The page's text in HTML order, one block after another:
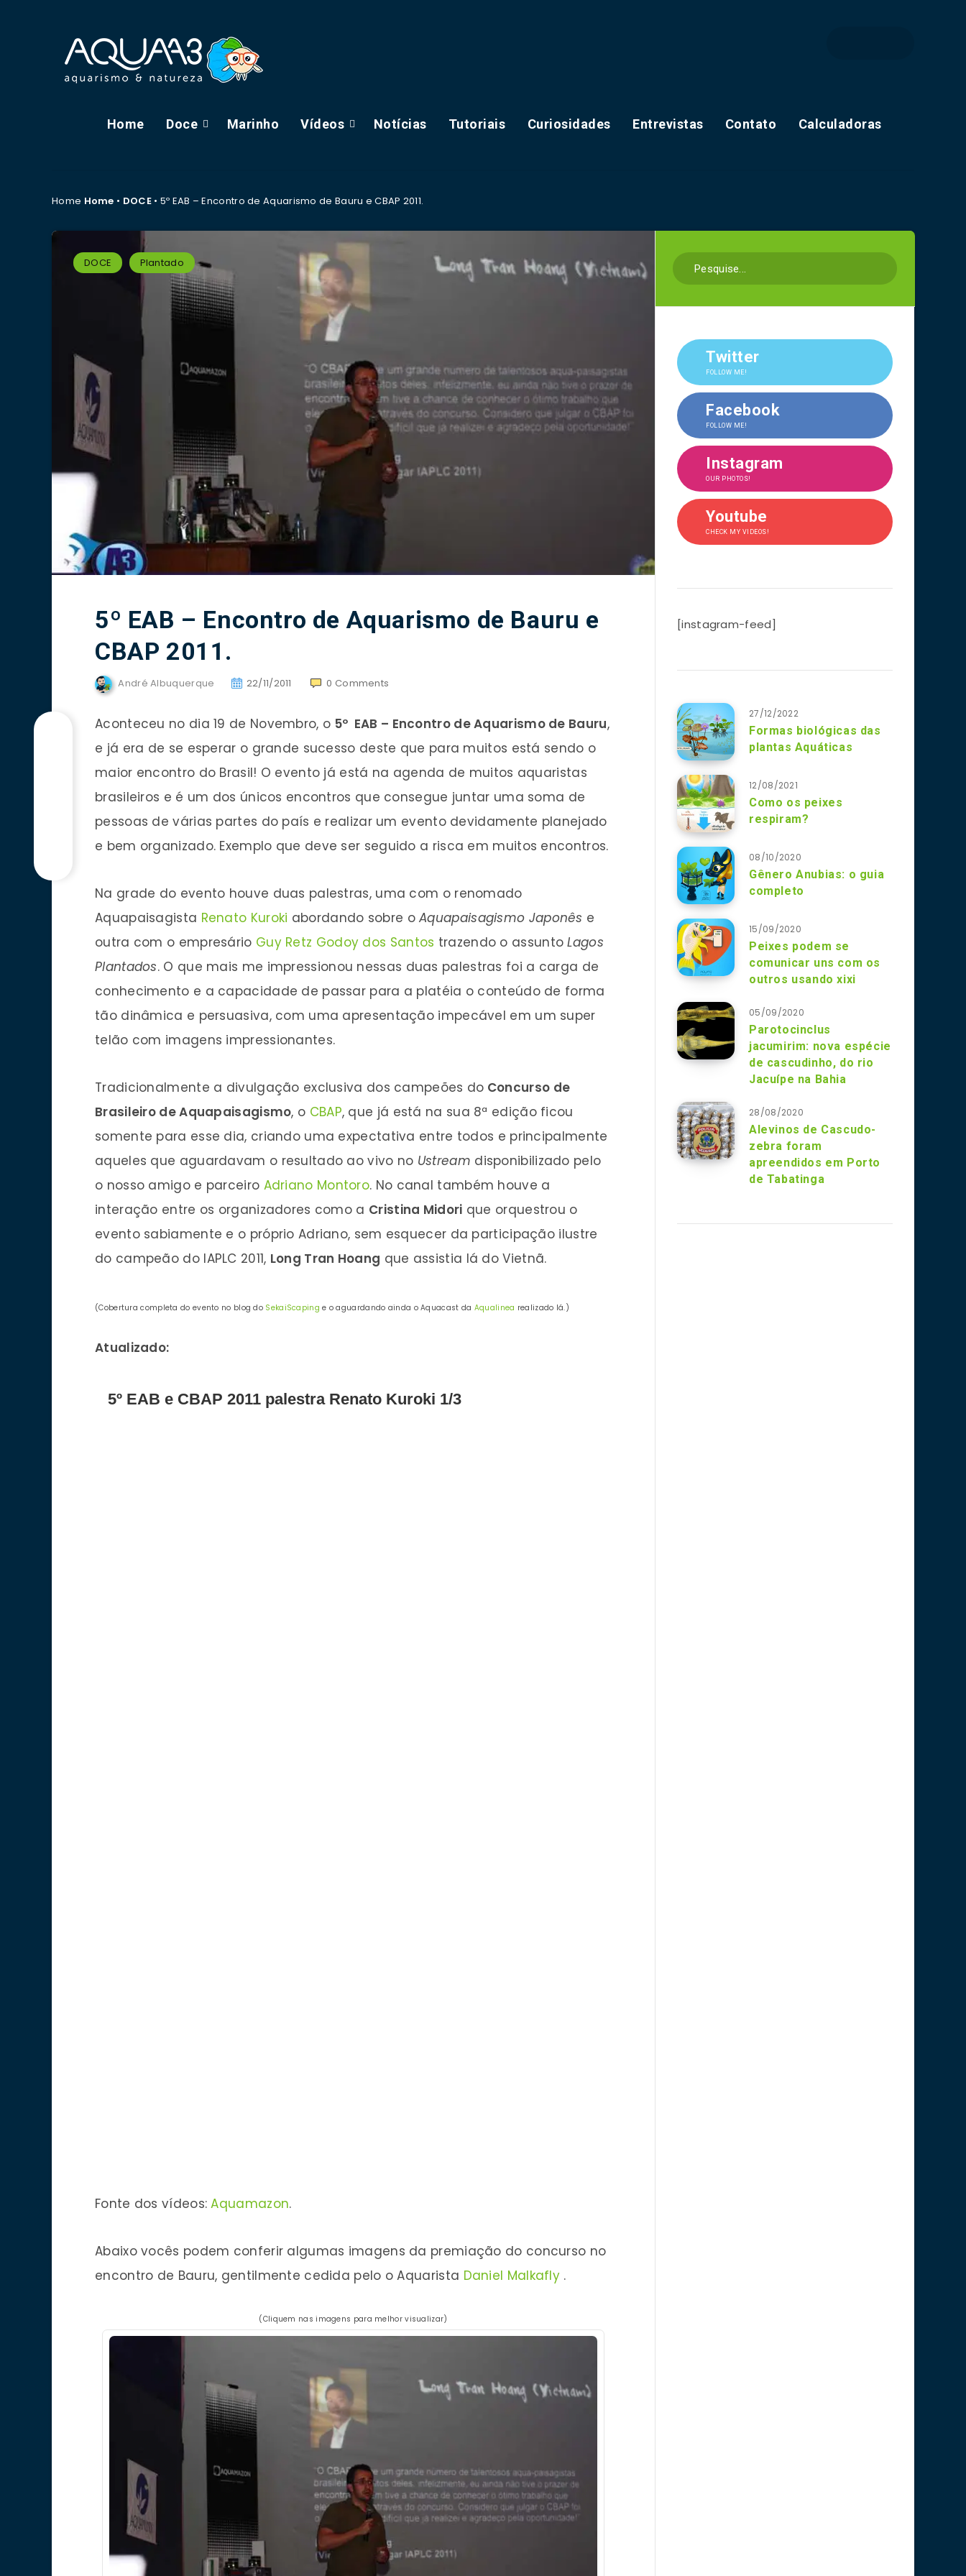
Home Doce Marinho Vídeos Notícias Tutoriais Curiosidades Entrevistas Contato Calculadoras
Home Home • DOCE• 5º EAB – Encontro de Aquarismo de Bauru e CBAP 2011.
DOCE Plantado
5º EAB – Encontro de Aquarismo de Bauru e
CBAP 2011.
André Albuquerque 22/11/2011 0 Comments
Aconteceu no dia 19 de Novembro, o 5º EAB – Encontro de Aquarismo de Bauru,
e já era de se esperar o grande sucesso deste que para muitos está sendo o
maior encontro do Brasil! O evento já está na agenda de muitos aquaristas
brasileiros e é um dos únicos encontros que consegue juntar uma soma de
pessoas de várias partes do país e realizar um evento devidamente planejado
e bem organizado. Exemplo que deve ser seguido a risca em muitos encontros.
Na grade do evento houve duas palestras, uma com o renomado
Aquapaisagista Renato Kuroki abordando sobre oAquapaisagismo Japonês e
outra com o empresário Guy Retz Godoy dos Santos trazendo o assuntoLagos
Plantados. O que mais me impressionou nessas duas palestras foi a carga de
conhecimento e a capacidade de passar para a platéia o conteúdo de forma
tão dinâmica e persuasiva, com uma apresentação impecável em um super
telão com imagens impressionantes.
Tradicionalmente a divulgação exclusiva dos campeões do Concurso de
Brasileiro de Aquapaisagismo, o CBAP, que já está na sua 8ª edição ficou
somente para esse dia, criando uma expectativa entre todos e principalmente
aqueles que aguardavam o resultado ao vivo no Ustream disponibilizado pelo
o nosso amigo e parceiro Adriano Montoro. No canal também houve a
interação entre os organizadores como a Cristina Midori que orquestrou o
evento sabiamente e o próprio Adriano, sem esquecer da participação ilustre
do campeão do IAPLC 2011, Long Tran Hoang que assistia lá do Vietnã.
(Cobertura completa do evento no blog do SekaiScaping e o aguardando ainda o Aquacast da Aqualinea realizado lá.)
Atualizado:
5º EAB e CBAP 2011 palestra Renato Kuroki 1/3
Fonte dos vídeos:Aquamazon.
Abaixo vocês podem conferir algumas imagens da premiação do concurso no
encontro de Bauru, gentilmente cedida pelo o Aquarista Daniel Malkafly .
(Cliquem nas imagens para melhor visualizar)
Twitter
FOLLOW ME!
Facebook
FOLLOW ME!
Instagram
OUR PHOTOS!
Youtube
CHECK MY VIDEOS!
[instagram-feed]
27/12/2022
Formas biológicas das
plantas Aquáticas
12/08/2021
Como os peixes
respiram?
08/10/2020
Gênero Anubias: o guia
completo
15/09/2020
Peixes podem se
comunicar uns com os
outros usando xixi
05/09/2020
Parotocinclus
jacumirim: nova espécie
de cascudinho, do rio
Jacuípe na Bahia
28/08/2020
Alevinos de Cascudo-
zebra foram
apreendidos em Porto
de Tabatinga